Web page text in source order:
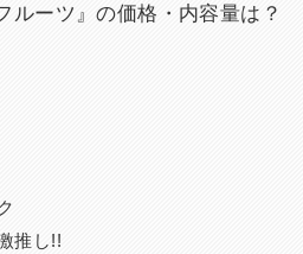
ルーツ』の価格・内容量は？
推し!!